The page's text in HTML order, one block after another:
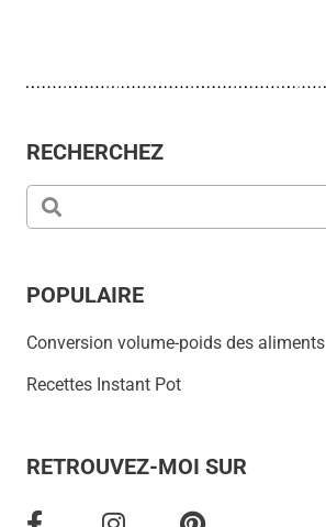
RECHERCHEZ
POPULAIRE
Conversion volume-poids des aliments
Recettes Instant Pot
RETROUVEZ-MOI SUR